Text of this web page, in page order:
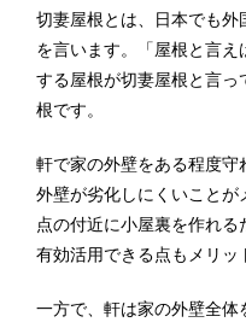
切妻屋根とは、日本でも
を言います。「屋根と言
する屋根が切妻屋根と言
根です。
軒で家の外壁をある程度守
外壁が劣化しにくいこと
点の付近に小屋裏を作れ
有効活用できる点もメリッ
一方で、軒は家の外壁全